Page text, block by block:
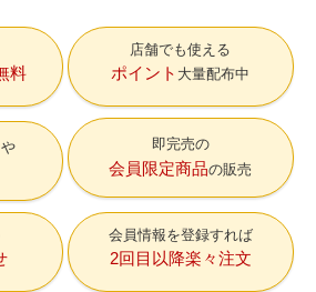
料
店舗でも使える
ポイント 大量配布中
即完売の
会員限定商品の販売
会員情報を登録すれば
2回目以降楽々注文